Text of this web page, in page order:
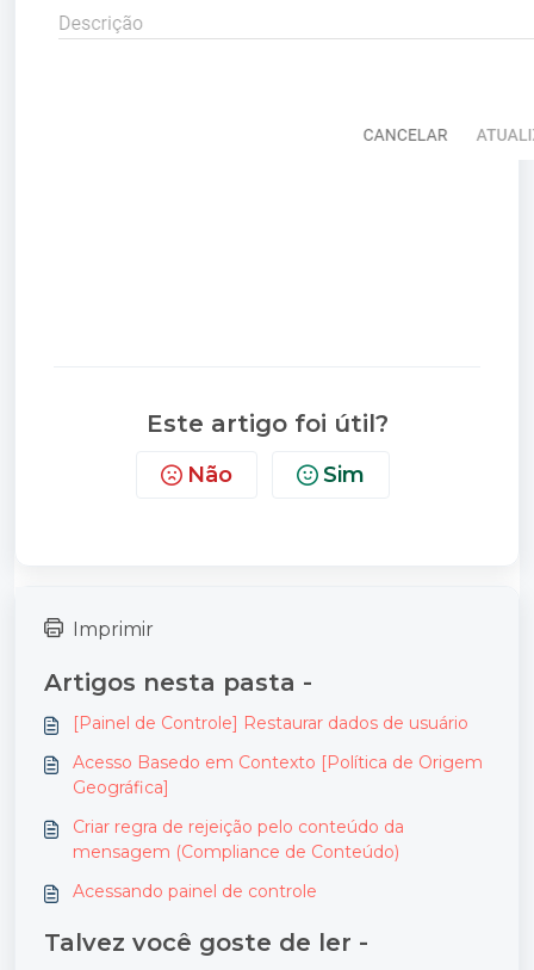
Este artigo foi útil?
Não Sim
Imprimir
Artigos nesta pasta -
[Painel de Controle] Restaurar dados de usuário
Acesso Basedo em Contexto [Política de Origem
Geográfica]
Criar regra de rejeição pelo conteúdo da
mensagem (Compliance de Conteúdo)
Acessando painel de controle
Talvez você goste de ler -